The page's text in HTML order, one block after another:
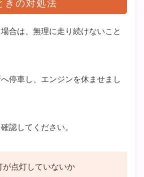
きの対処法
合は、無理に走り続けないこと
停車し、エンジンを休ませまし
認してください。
が点灯していないか